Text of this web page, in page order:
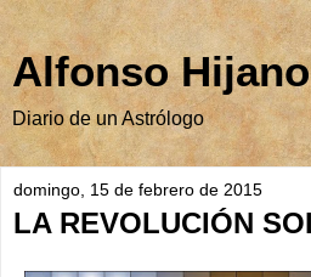
Alfonso
Diario de un Astrólogo
domingo, 15 de febrero de 2015
LA REVOLUCIÓN